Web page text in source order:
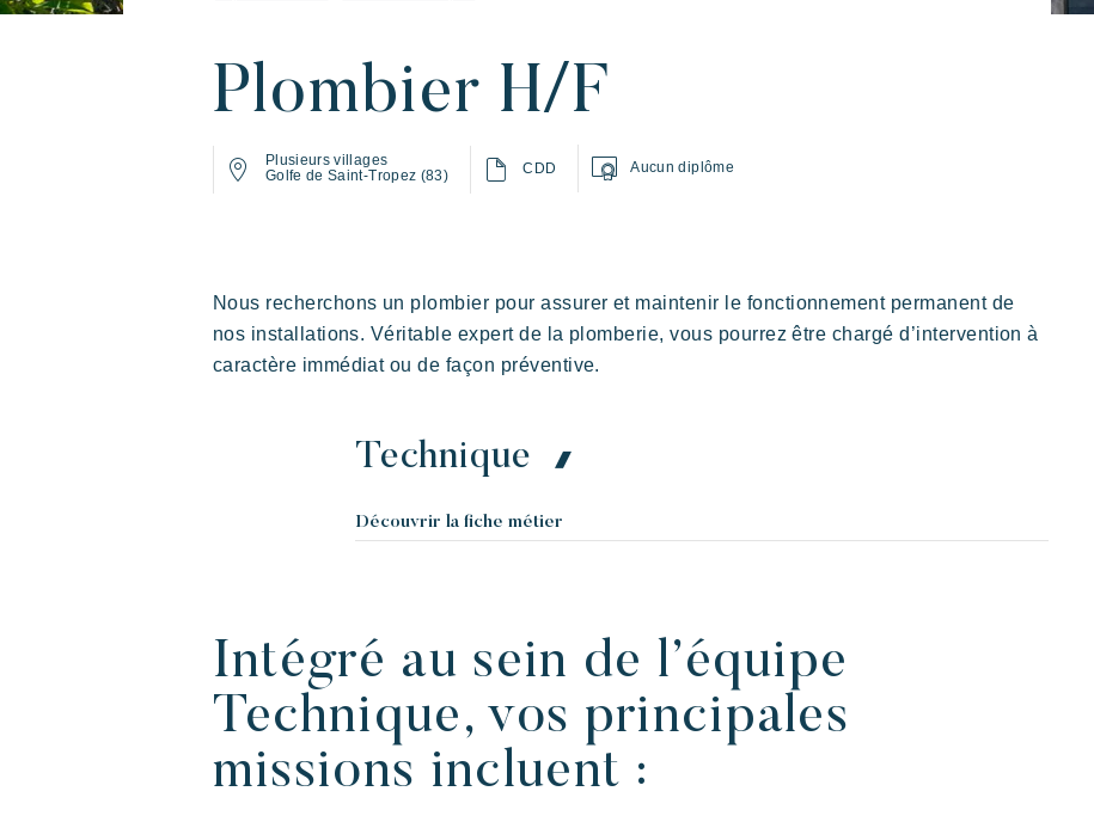
Prairies de la Mer
Joie Souvenir
Des Lodges d’inspiration polynésienne
avec une vue imprenable sur Saint Tropez
Un cadre idyllique au pied de la célèbre
plage de Pampelonne
L'expérience Riviera
Villages
L'Art de recevoir L'ambiance des Villages
Vivre l'aventure Profiter en famille Prendre le temps
Plombier H/F
Plusieurs villages
Golfe de Saint-Tropez (83)
CDD Aucun diplôme
Nous recherchons un plombier pour assurer et maintenir le fonctionnement permanent de
nos installations. Véritable expert de la plomberie, vous pourrez être chargé d’intervention à
caractère immédiat ou de façon préventive.
Technique
Découvrir la fiche métier
Intégré au sein de l’équipe
Technique, vos principales
missions incluent :